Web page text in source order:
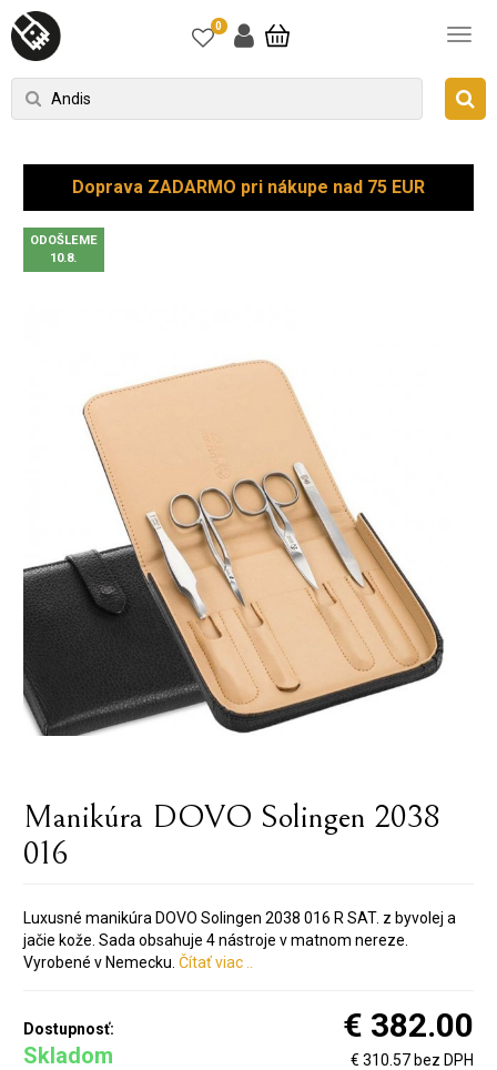
0
Doprava ZADARMO pri nákupe nad 75 EUR
ODOŠLEME
10.8.
Manikúra DOVO Solingen 2038
016
Luxusné manikúra DOVO Solingen 2038 016 R SAT. z byvolej a
jačie kože. Sada obsahuje 4 nástroje v matnom nereze.
Vyrobené v Nemecku. Čítať viac ..
Dostupnosť:
Skladom
€ 382.00
€ 310.57 bez DPH